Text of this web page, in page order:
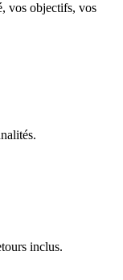
vos objectifs, vos
inclus.